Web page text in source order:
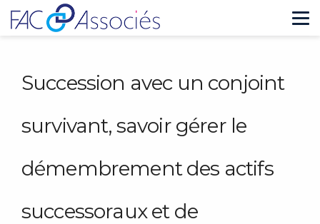
Succession avec un conjoint
survivant, savoir gérer le
démembrement des actifs
successoraux et de